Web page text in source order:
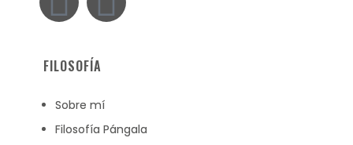
FILOSOFÍA
Sobre mí
Filosofía Pángala